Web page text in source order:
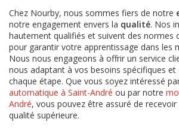
Chez Nourby, nous sommes fiers de notre
notre engagement envers la qualité. Nos
hautement qualifiés et suivent des normes
pour garantir votre apprentissage dans les
Nous nous engageons à offrir un service
nous adaptant à vos besoins spécifiques et
chaque étape. Que vous soyez intéressé
automatique à Saint-André ou par notre
André, vous pouvez être assuré de
qualité supérieure.